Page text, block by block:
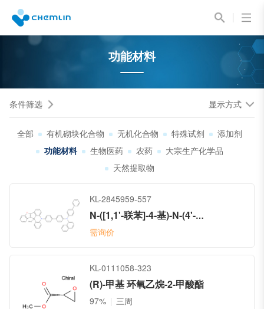
功能材料
条件筛选 显示方式
全部 有机砌块化合物 无机化合物 特殊试剂
添加剂
功能材料
生物医药 农药
大宗生产化学品
天然提取物
KL-2845959-557
N-([1,1'-联苯]-4-基)-N-(4'-(13c-甲基苯并呋喃并[3',2':4,5]环戊烷并[1,2,3-kl]吖啶-5(13cH)-基)-[1,1'-联苯]-4-基)萘-1-胺
需询价
KL-0111058-323
(R)-甲基 环氧乙烷-2-甲酸酯
97%
三周